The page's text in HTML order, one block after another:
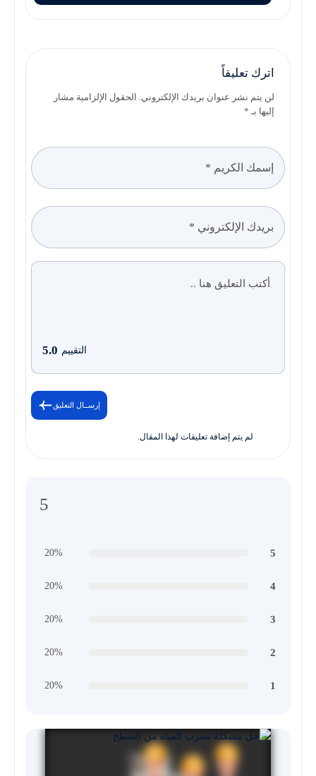
اترك تعليقاً
لن يتم نشر عنوان بريدك الإلكتروني. الحقول الإلزامية مشار
إليها بـ *
التقييم 5.0
إرســال التعليق
لم يتم إضافة تعليقات لهذا المقال.
5
5
20%
4
20%
3
20%
2
20%
1
20%